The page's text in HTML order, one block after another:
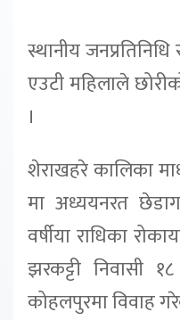
स्थानीय
एउटी महिलाले
।
शेराखहरे कालिका
मा अध्ययनरत
वर्षीया राधिका
झरकट्टी निवासी
कोहलपुरमा विवाह